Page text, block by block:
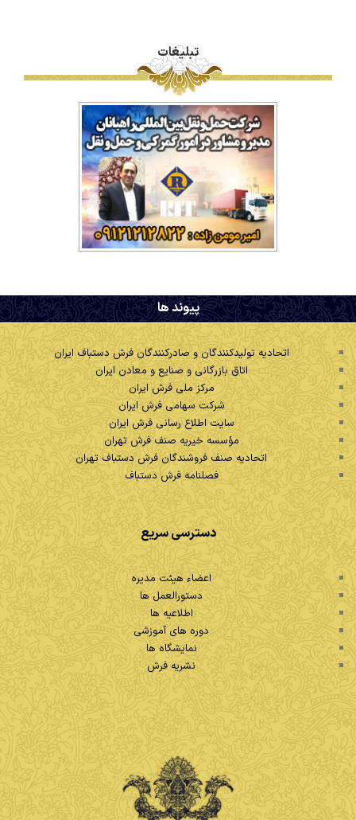
تبلیغات
. پیوند ها
اتحادیه تولیدکنندگان و صادرکنندگان فرش دستباف ایران
اتاق بازرگانی و صنایع و معادن ایران
مرکز ملی فرش ایران
شرکت سهامی فرش ایران
سایت اطلاع رسانی فرش ایران
مؤسسه خیریه صنف فرش تهران
اتحادیه صنف فروشندگان فرش دستباف تهران
فصلنامه فرش دستباف
دسترسی سریع
اعضاء هیئت مدیره
دستورالعمل ها
اطلاعیه ها
دوره های آموزشی
نمایشگاه ها
نشریه فرش